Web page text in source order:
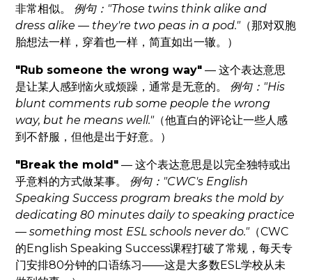
非常相似。 例句："Those twins think alike and
dress alike — they're two peas in a pod."（那对双胞
胎想法一样，穿着也一样，简直如出一辙。）
"Rub someone the wrong way" — 这个表达意思
是让某人感到恼火或烦躁，通常是无意的。 例句："His
blunt comments rub some people the wrong
way, but he means well."（他直白的评论让一些人感
到不舒服，但他是出于好意。）
"Break the mold" — 这个表达意思是以完全独特或出
乎意料的方式做某事。 例句："CWC's English
Speaking Success program breaks the mold by
dedicating 80 minutes daily to speaking practice
— something most ESL schools never do."（CWC
的English Speaking Success课程打破了常规，每天专
门安排80分钟的口语练习——这是大多数ESL学校从未